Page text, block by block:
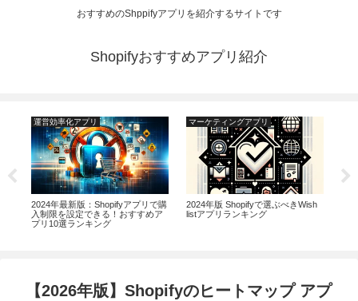
おすすめのShppifyアプリを紹介するサイトです
Shopifyおすすめアプリ紹介
運営効率化アプリ
2024年最新版：Shopifyアプリで購
入制限を設定できる！おすすめア
プリ10選ランキング
マーケティングアプリ
2024年版 Shopifyで選ぶべきWish
listアプリランキング
【2026年版】Shopifyのヒートマップ アプ